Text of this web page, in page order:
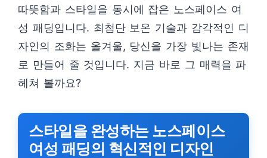
따뜻함과 스타일을 동시에 잡은 노스페이스 여
성 패딩입니다. 최첨단 보온 기술과 감각적인 디
자인의 조화는 올겨울, 당신을 가장 빛나는 존재
로 만들어 줄 것입니다. 지금 바로 그 매력을 파
헤쳐 볼까요?
스타일을 완성하는 노스페이스
여성 패딩의 혁신적인 디자인